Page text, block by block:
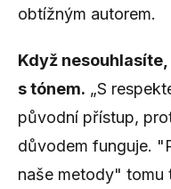
obtížným autorem.
Když
s tónem. „S
původní přístup,
důvodem funguje.
naše metody" tomu